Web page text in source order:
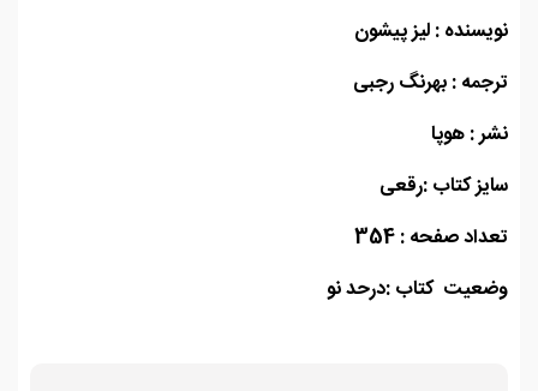
: لیز پیشون
: بهرنگ رجبی
: هوپا
کتاب :رقعی
صفحه : 354
کتاب :درحد نو